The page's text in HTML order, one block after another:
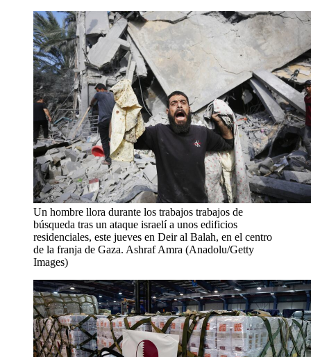
Un hombre llora durante los trabajos trabajos de
búsqueda tras un ataque israelí a unos edificios
residenciales, este jueves en Deir al Balah, en el centro
de la franja de Gaza. Ashraf Amra (Anadolu/Getty
Images)